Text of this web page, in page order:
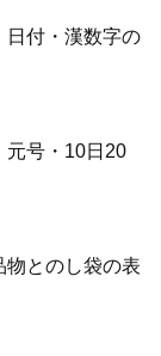
日付・漢数字の
元号・10日20
物とのし袋の表